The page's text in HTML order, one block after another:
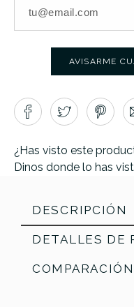
AVISARME
¿Has visto este
Dinos donde lo has
DESCRIPCIÓN
DETALLES DE